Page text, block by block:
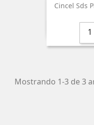
Cincel Sds
Mostrando 1-3 de 3